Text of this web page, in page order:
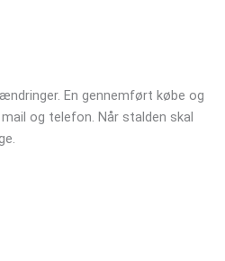
En gennemført købe og
og telefon. Når stalden skal